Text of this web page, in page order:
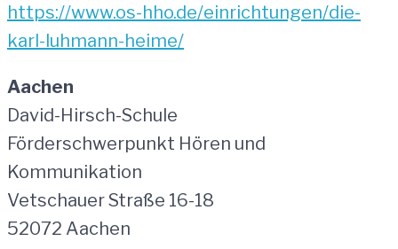
https://www.os-hho.de/einrichtungen/die-
karl-luhmann-heime/
Aachen
David-Hirsch-Schule
Förderschwerpunkt Hören und
Kommunikation
Vetschauer Straße 16-18
52072 Aachen